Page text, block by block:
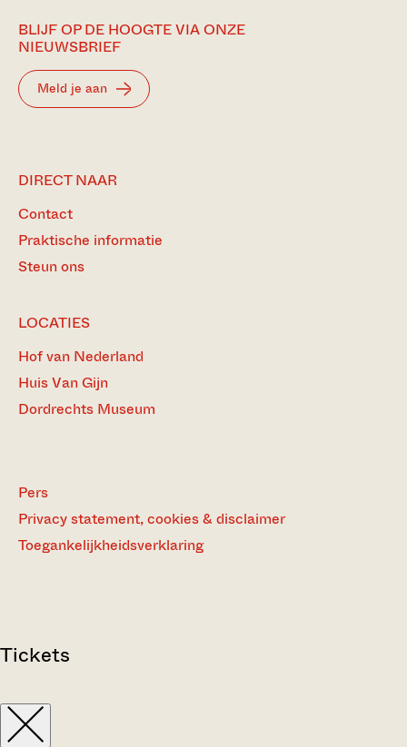
BLIJF OP DE HOOGTE VIA ONZE
NIEUWSBRIEF
Meld je aan
DIRECT NAAR
Contact
Praktische informatie
Steun ons
LOCATIES
Hof van Nederland
Huis Van Gijn
Dordrechts Museum
Pers
Privacy statement, cookies & disclaimer
Toegankelijkheidsverklaring
Tickets